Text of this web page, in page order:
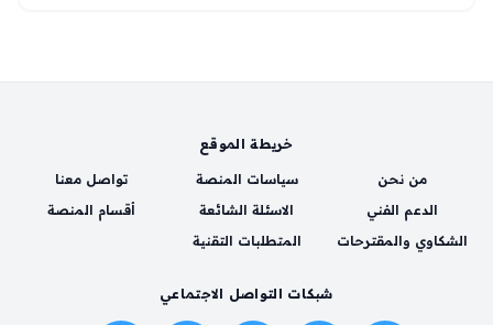
خريطة الموقع
من نحن سياسات المنصة
تواصل معنا
الدعم الفني
الاسئلة الشائعة
أقسام المنصة
الشكاوي والمقترحات
المتطلبات التقنية
شبكات التواصل الاجتماعي